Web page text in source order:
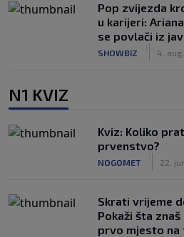
Pop zvijezda
u karijeri:
se povlači iz
SHOWBIZ 4. aug.
N1 KVIZ
Kviz: Koliko
prvenstvo?
NOGOMET 22.
Skrati vrijeme
Pokaži šta
prvo mjesto na